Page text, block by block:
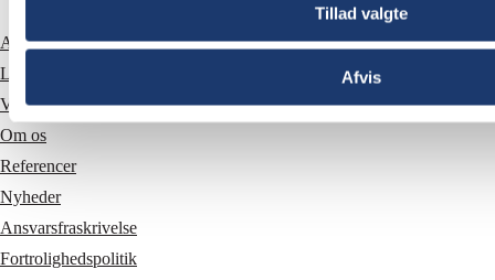
Tillad valgte
Afvis
AV-udstyr til mødelokaler
Lydanlæg
Videokonference udstyr
Om os
Referencer
Nyheder
Ansvarsfraskrivelse
Fortrolighedspolitik